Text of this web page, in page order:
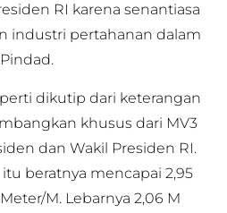
RI karena senantiasa
industri pertahanan dalam
dikutip dari keterangan
khusus dari MV3
dan Wakil Presiden RI.
beratnya mencapai 2,95
M. Lebarnya 2,06 M